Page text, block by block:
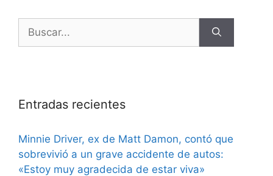
Entradas recientes
Minnie Driver, ex de Matt Damon, contó que
sobrevivió a un grave accidente de autos:
«Estoy muy agradecida de estar viva»